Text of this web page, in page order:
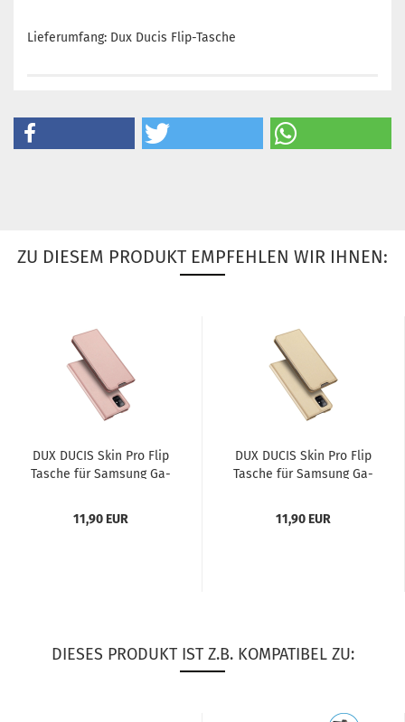
Lieferumfang: Dux Ducis Flip-Tasche
ZU DIESEM PRODUKT EMPFEHLEN WIR IHNEN:
DUX DUCIS Skin Pro Flip
Ta­sche für Sam­sung Ga­
11,90 EUR
DUX DUCIS Skin Pro Flip
Ta­sche für Sam­sung Ga­
11,90 EUR
DIESES PRODUKT IST Z.B. KOMPATIBEL ZU: